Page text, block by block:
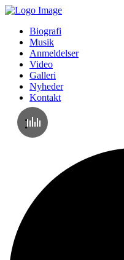
Biografi
Musik
Anmeldelser
Video
Galleri
Nyheder
Kontakt